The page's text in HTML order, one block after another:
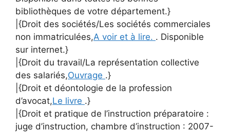
bibliothèques de votre département.}
|{Droit des sociétés/Les sociétés commerciales
non immatriculées,A voir et à lire. . Disponible
sur internet.}
|{Droit du travail/La représentation collective
des salariés,Ouvrage .}
|{Droit et déontologie de la profession
d’avocat,Le livre .}
|{Droit et pratique de l’instruction préparatoire :
juge d’instruction, chambre d’instruction : 2007-